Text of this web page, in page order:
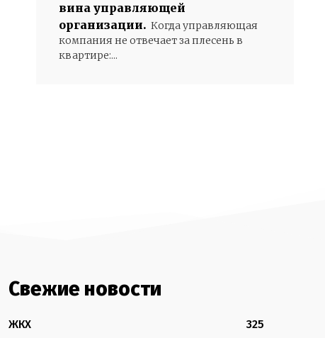
вина управляющей
организации. Когда управляющая
компания не отвечает за плесень в
квартире:...
Свежие новости
ЖКХ
325